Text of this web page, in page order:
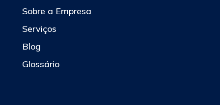
Sobre a Empresa
Serviços
Blog
Glossário